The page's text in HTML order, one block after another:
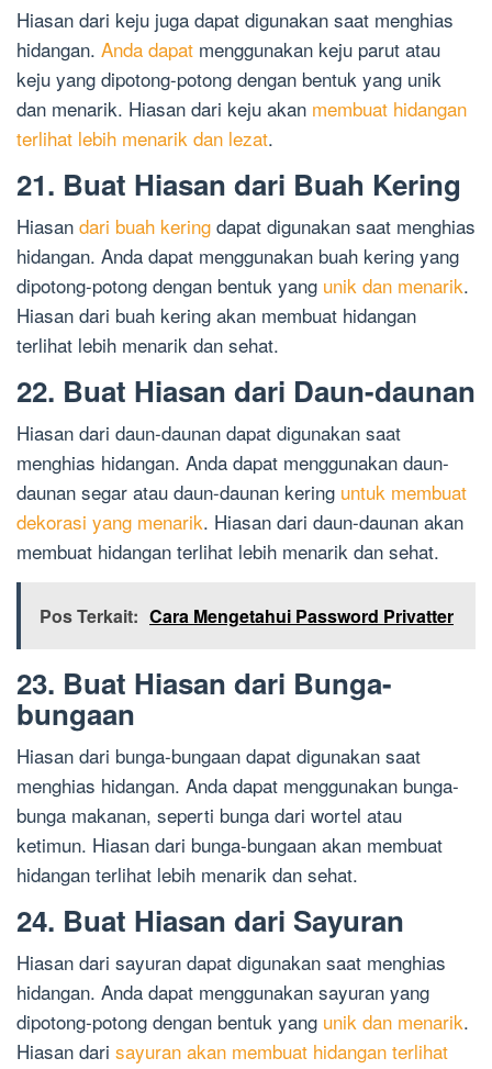
Hiasan dari keju juga dapat digunakan saat menghias
hidangan. Anda dapat menggunakan keju parut atau
keju yang dipotong-potong dengan bentuk yang unik
dan menarik. Hiasan dari keju akan membuat hidangan
terlihat lebih menarik dan lezat.
21. Buat Hiasan dari Buah Kering
Hiasan dari buah kering dapat digunakan saat menghias
hidangan. Anda dapat menggunakan buah kering yang
dipotong-potong dengan bentuk yang unik dan menarik.
Hiasan dari buah kering akan membuat hidangan
terlihat lebih menarik dan sehat.
22. Buat Hiasan dari Daun-daunan
Hiasan dari daun-daunan dapat digunakan saat
menghias hidangan. Anda dapat menggunakan daun-
daunan segar atau daun-daunan kering untuk membuat
dekorasi yang menarik. Hiasan dari daun-daunan akan
membuat hidangan terlihat lebih menarik dan sehat.
Pos Terkait: Cara Mengetahui Password Privatter
23. Buat Hiasan dari Bunga-
bungaan
Hiasan dari bunga-bungaan dapat digunakan saat
menghias hidangan. Anda dapat menggunakan bunga-
bunga makanan, seperti bunga dari wortel atau
ketimun. Hiasan dari bunga-bungaan akan membuat
hidangan terlihat lebih menarik dan sehat.
24. Buat Hiasan dari Sayuran
Hiasan dari sayuran dapat digunakan saat menghias
hidangan. Anda dapat menggunakan sayuran yang
dipotong-potong dengan bentuk yang unik dan menarik.
Hiasan dari sayuran akan membuat hidangan terlihat